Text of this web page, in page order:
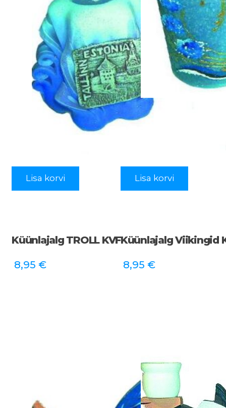
Lisa korvi Lisa korvi
Küünlajalg TROLL KVF
8,95 €
Küünlajalg Viikingid
8,95 €